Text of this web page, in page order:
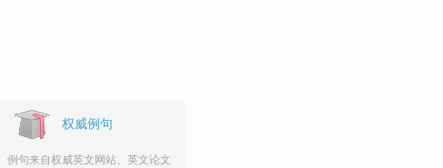
权威例句
例句来自权威英文网站、英文论文